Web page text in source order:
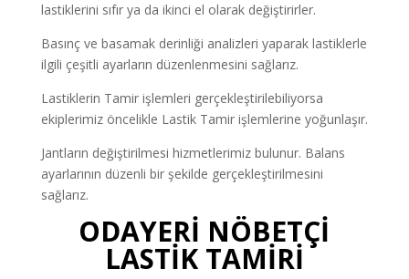
lastiklerini sıfır ya da ikinci el olarak değiştirirler.
Basınç ve basamak derinliği analizleri yaparak lastiklerle
ilgili çeşitli ayarların düzenlenmesini sağlarız.
Lastiklerin Tamir işlemleri gerçekleştirilebiliyorsa
ekiplerimiz öncelikle Lastik Tamir işlemlerine yoğunlaşır.
Jantların değiştirilmesi hizmetlerimiz bulunur. Balans
ayarlarının düzenli bir şekilde gerçekleştirilmesini
sağlarız.
ODAYERİ NÖBETÇİ
LASTİK TAMİRİ